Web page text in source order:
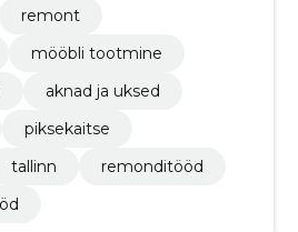
remont
mööbli tootmine
aknad ja uksed
piksekaitse
tallinn
remonditööd